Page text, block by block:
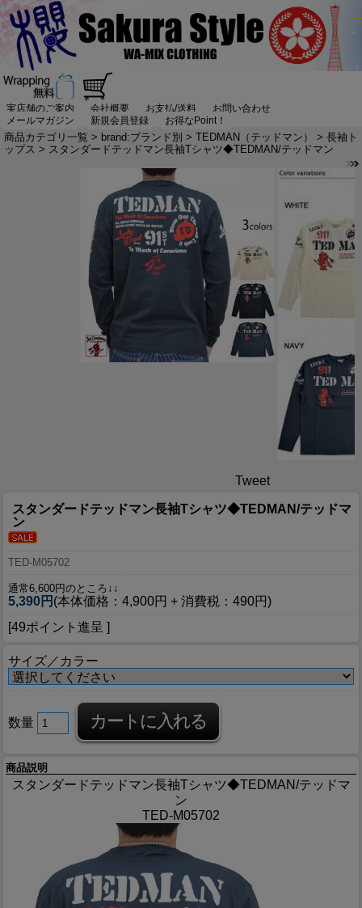
実店舗のご案内 会社概要 お支払/送料
お問い合わせ
メールマガジン
新規会員登録 お得なPoint！
商品カテゴリ一覧 > brand:ブランド別 > TEDMAN（テッドマン） > 長袖ト
ップス > スタンダードテッドマン長袖Tシャツ◆TEDMAN/テッドマン
Tweet
スタンダードテッドマン長袖Tシャツ◆TEDMAN/テッドマ
ン
TED-M05702
通常6,600円のところ↓↓
5,390円 (本体価格：4,900円 + 消費税：490円)
[49ポイント進呈 ]
サイズ／カラー
数量
商品説明
スタンダードテッドマン長袖Tシャツ◆TEDMAN/テッドマ
ン
TED-M05702